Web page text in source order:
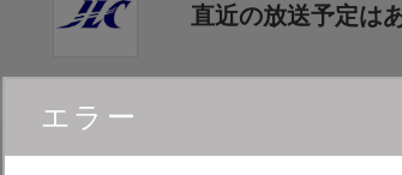
エラー
直近の放送予定は